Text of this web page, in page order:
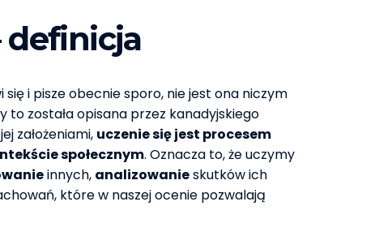
definicja
i pisze obecnie sporo, nie jest ona niczym
to została opisana przez kanadyjskiego
założeniami, uczenie się jest procesem
społecznym. Oznacza to, że uczymy
innych, analizowanieskutków ich
które w naszej ocenie pozwalają